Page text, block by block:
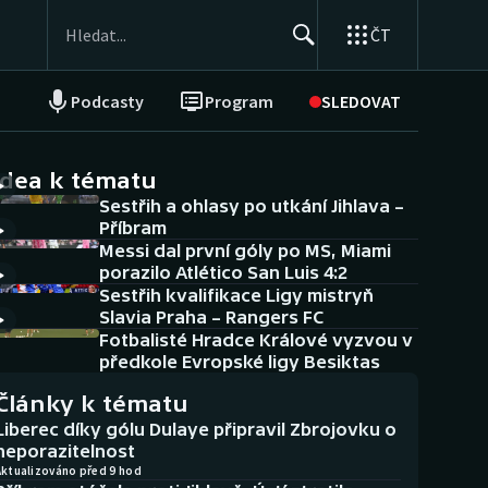
ČT
Podcasty Program SLEDOVAT
NEPŘEHLÉDNĚTE
Historické návraty
Aplikace ČT sport
AZ kvíz
k tématu
Sestřih a ohlasy po utkání Jihlava –
Příbram
Messi dal první góly po MS, Miami
porazilo Atlético San Luis 4:2
Sestřih kvalifikace Ligy mistryň
Slavia Praha – Rangers FC
Fotbalisté Hradce Králové vyzvou v
předkole Evropské ligy Besiktas
k tématu
díky gólu Dulaye připravil Zbrojovku o
před 9 hod